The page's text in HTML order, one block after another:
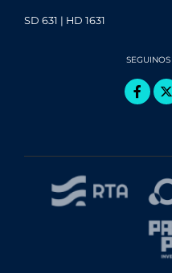
SD 631 | HD 1631